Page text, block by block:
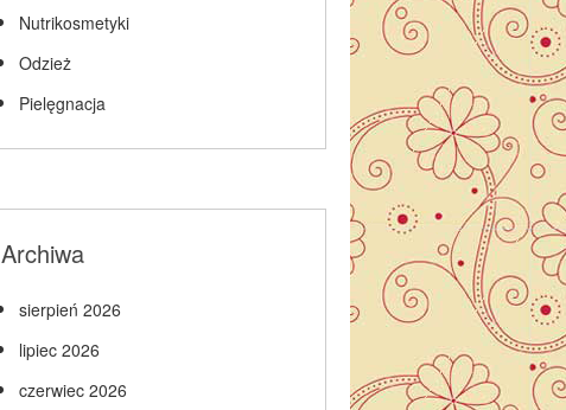
Nutrikosmetyki
Odzież
Pielęgnacja
Archiwa
sierpień 2026
lipiec 2026
czerwiec 2026